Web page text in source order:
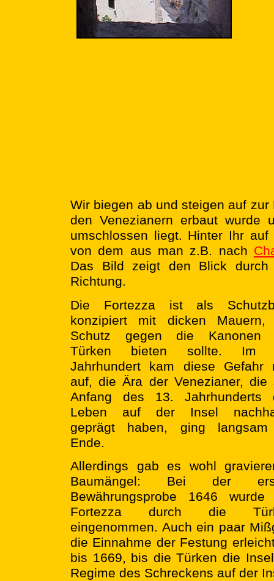
Wir biegen ab und steigen auf
den Venezianern erbaut wurde
umschlossen liegt. Hinter Ihr
von dem aus man z.B. nach
Das Bild zeigt den Blick
Richtung.
Die Fortezza ist als
konzipiert mit dicken Mauern,
Schutz gegen die Kanonen
Türken bieten sollte. Im
Jahrhundert kam diese Gefahr
auf, die Ära der Venezianer, die
Anfang des 13. Jahrhunderts
Leben auf der Insel
geprägt haben, ging
Ende.
Allerdings gab es wohl
Baumängel: Bei der
Bewährungsprobe 1646 wurde
Fortezza durch die
eingenommen. Auch ein paar
die Einnahme der Festung
bis 1669, bis die Türken die
Regime des Schreckens auf der